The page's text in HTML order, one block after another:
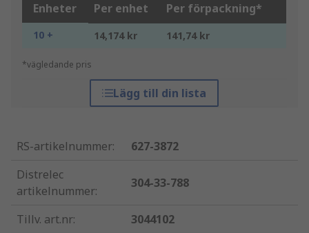
Enheter Per enhet Per förpackning*
10 + 14,174 kr 141,74 kr
*vägledande pris
Lägg till din lista
RS-artikelnummer:
627-3872
Distrelec
artikelnummer:
304-33-788
Tillv. art.nr:
3044102